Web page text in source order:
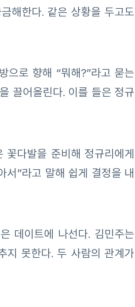
해한다. 같은 상황을 두고도
으로 향해 “뭐해?”라고 묻는
끌어올린다. 이를 들은 정규
다발을 준비해 정규리에게
서”라고 말해 쉽게 결정을 내
데이트에 나선다. 김민주는
지 못한다. 두 사람의 관계가